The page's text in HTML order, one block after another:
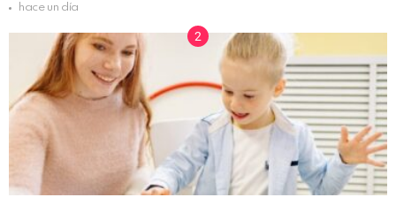
hace un día